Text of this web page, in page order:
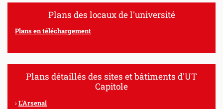
Plans des locaux de l'université
Plans en téléchargement
Plans détaillés des sites et bâtiments d'UT
Capitole
L'Arsenal